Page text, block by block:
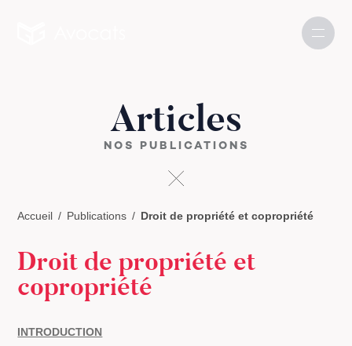
Articles
NOS PUBLICATIONS
Accueil Publications Droit de propriété et copropriété
Droit de propriété et
copropriété
INTRODUCTION